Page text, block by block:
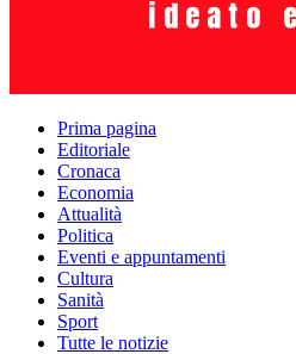
Prima pagina
Editoriale
Cronaca
Economia
Attualità
Politica
Eventi e appuntamenti
Cultura
Sanità
Sport
Tutte le notizie